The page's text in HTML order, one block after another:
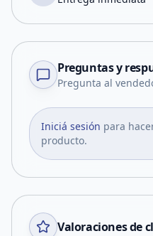
Preguntas y
Pregunta al
Iniciá sesión para
producto.
Valoraciones de